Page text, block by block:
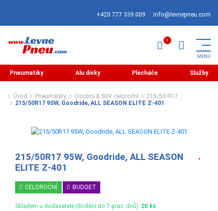
+420 777 339 009 info@levnepneu.com
Pneumatiky Alu disky Plecháče Služby
Úvod Pneumatiky Osobní & SUV celoroční
215/50 R17
215/50R17 95W, Goodride, ALL SEASON ELITE Z-401
215/50R17 95W, Goodride, ALL SEASON
ELITE Z-401
CELOROČNÍ BUDGET
Skladem u dodavatele (dodání do 7 prac. dnů): 20 ks